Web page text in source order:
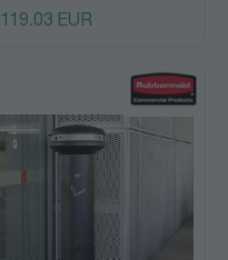
119.03 EUR